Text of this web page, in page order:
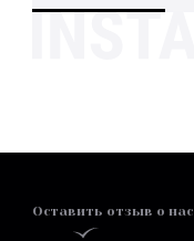
Оставить отзыв о нас